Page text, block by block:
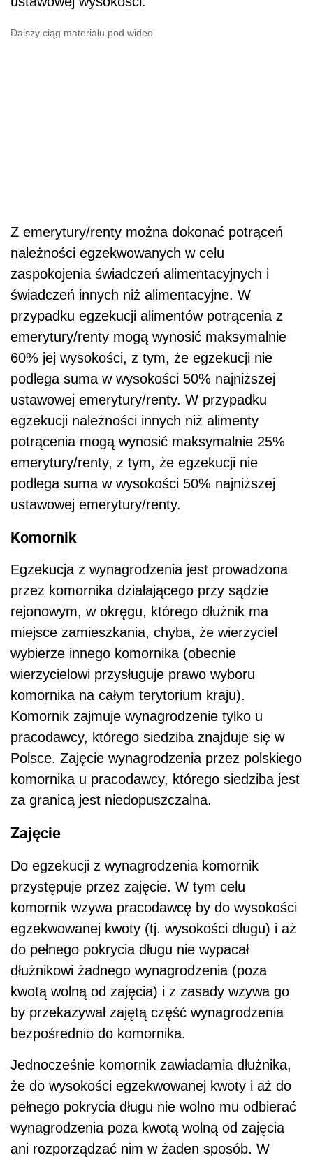
Dalszy ciąg materiału pod wideo
Z emerytury/renty można dokonać potrąceń
należności egzekwowanych w celu
zaspokojenia świadczeń alimentacyjnych i
świadczeń innych niż alimentacyjne. W
przypadku egzekucji alimentów potrącenia z
emerytury/renty mogą wynosić maksymalnie
60% jej wysokości, z tym, że egzekucji nie
podlega suma w wysokości 50% najniższej
ustawowej emerytury/renty. W przypadku
egzekucji należności innych niż alimenty
potrącenia mogą wynosić maksymalnie 25%
emerytury/renty, z tym, że egzekucji nie
podlega suma w wysokości 50% najniższej
ustawowej emerytury/renty.
Komornik
Egzekucja z wynagrodzenia jest prowadzona
przez komornika działającego przy sądzie
rejonowym, w okręgu, którego dłużnik ma
miejsce zamieszkania, chyba, że wierzyciel
wybierze innego komornika (obecnie
wierzycielowi przysługuje prawo wyboru
komornika na całym terytorium kraju).
Komornik zajmuje wynagrodzenie tylko u
pracodawcy, którego siedziba znajduje się w
Polsce. Zajęcie wynagrodzenia przez polskiego
komornika u pracodawcy, którego siedziba jest
za granicą jest niedopuszczalna.
Zajęcie
Do egzekucji z wynagrodzenia komornik
przystępuje przez zajęcie. W tym celu
komornik wzywa pracodawcę by do wysokości
egzekwowanej kwoty (tj. wysokości długu) i aż
do pełnego pokrycia długu nie wypacał
dłużnikowi żadnego wynagrodzenia (poza
kwotą wolną od zajęcia) i z zasady wzywa go
by przekazywał zajętą część wynagrodzenia
bezpośrednio do komornika.
Jednocześnie komornik zawiadamia dłużnika,
że do wysokości egzekwowanej kwoty i aż do
pełnego pokrycia długu nie wolno mu odbierać
wynagrodzenia poza kwotą wolną od zajęcia
ani rozporządzać nim w żaden sposób. W